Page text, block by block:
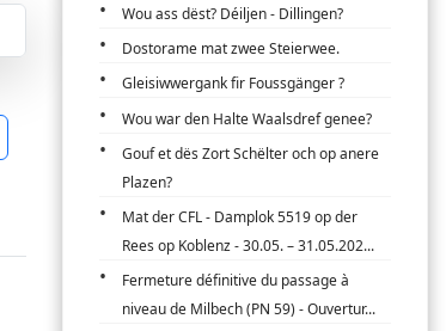
Wou ass dëst? Déiljen - Dillingen?
Dostorame mat zwee Steierwee.
Gleisiwwergank fir Foussgänger ?
Wou war den Halte Waalsdref genee?
Gouf et dës Zort Schëlter och op anere
Plazen?
Mat der CFL - Damplok 5519 op der
Rees op Koblenz - 30.05. – 31.05.202...
Fermeture définitive du passage à
niveau de Milbech (PN 59) - Ouvertur...